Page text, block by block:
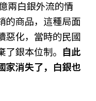
兩白銀外流的情
的商品，這種局面
惡化，當時的民國
銀本位制。 自此
家消失了，白銀也